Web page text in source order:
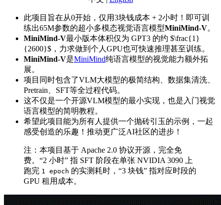
此项目旨在从0开始，仅用3块钱成本 + 2小时！即可训
练出65M参数的超小多模态视觉语言模型MiniMind-V。
MiniMind-V最小版本体积仅为 GPT3 的约 $\frac{1}
{2600}$，力求做到个人GPU也可快速推理甚至训练。
MiniMind-V是MiniMind纯语言模型的视觉能力额外拓
展。
项目同时包含了VLM大模型的极简结构、数据集清洗、
Pretrain、SFT等全过程代码。
这不仅是一个开源VLM模型的最小实现，也是入门视觉
语言模型的简明教程。
希望此项目能为所有人提供一个抛砖引玉的示例，一起
感受创造的乐趣！推动更广泛AI社区的进步！
注：本项目基于 Apache 2.0 协议开源，完全免
费。“2 小时” 指 SFT 阶段在单张 NVIDIA 3090 上
跑完 1 epoch 的实测耗时，“3 块钱” 指对应时段的
GPU 租用成本。